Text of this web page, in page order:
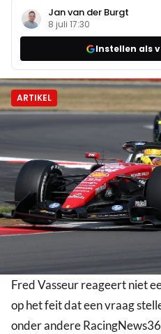
Jan van der Burgt
8 juli 17:30
Instellen als
ARTIKEL
Fred Vasseur reageert niet
op het feit dat een vraag
onder andere